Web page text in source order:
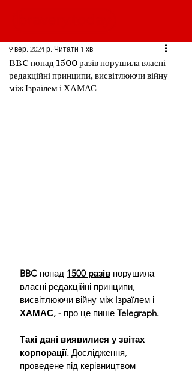
BBC понад 1500 разів порушила власні
редакційні принципи, висвітлюючи війну
між Ізраїлем і ХАМАС
9 вер. 2024 р. Читати 1 хв
BBC понад 1500 разів порушила
власні редакційні принципи,
висвітлюючи війну між Ізраїлем і
ХАМАС, - про це пише Telegraph.
Такі дані виявилися у звітах
корпорації. Дослідження,
проведене під керівництвом